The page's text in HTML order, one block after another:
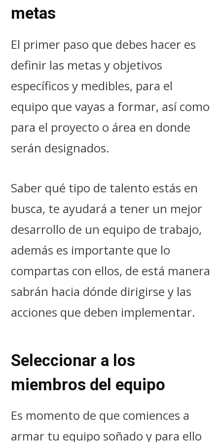
metas
El primer paso que debes hacer es
definir las metas y objetivos
específicos y medibles, para el
equipo que vayas a formar, así como
para el proyecto o área en donde
serán designados.
Saber qué tipo de talento estás en
busca, te ayudará a tener un mejor
desarrollo de un equipo de trabajo,
además es importante que lo
compartas con ellos, de está manera
sabrán hacia dónde dirigirse y las
acciones que deben implementar.
Seleccionar a los
miembros del equipo
Es momento de que comiences a
armar tu equipo soñado y para ello